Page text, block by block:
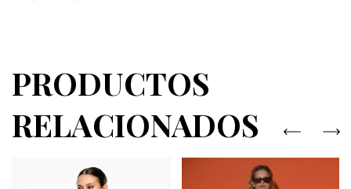
PRODUCTOS
RELACIONADOS